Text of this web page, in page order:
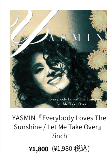
YASMIN『Everybody Loves The
Sunshine / Let Me Take Over』
7inch
¥1,800 (¥1,980 税込)